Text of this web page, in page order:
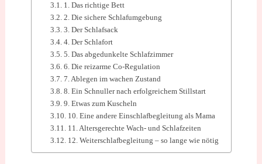
1. Das richtige Bett
2. Die sichere Schlafumgebung
3. Der Schlafsack
4. Der Schlafort
5. Das abgedunkelte Schlafzimmer
6. Die reizarme Co-Regulation
7. Ablegen im wachen Zustand
8. Ein Schnuller nach erfolgreichem Stillstart
9. Etwas zum Kuscheln
10. Eine andere Einschlafbegleitung als Mama
11. Altersgerechte Wach- und Schlafzeiten
12. Weiterschlafbegleitung – so lange wie nötig